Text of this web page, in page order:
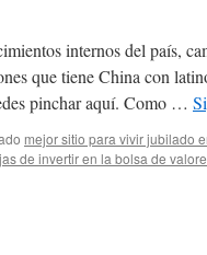
internos del país,
que tiene China con
pinchar aquí. Como …
mejor sitio para vivir jubilado
de invertir en la bolsa de